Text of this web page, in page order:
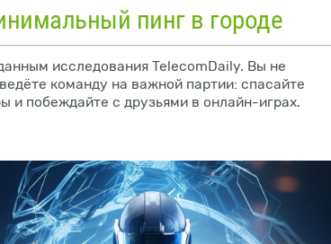
пинг в городе
исследования TelecomDaily. Вы не
команду на важной партии: спасайте
и побеждайте с друзьями в онлайн-играх.